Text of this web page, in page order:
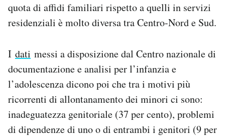
quota di affidi familiari rispetto a quelli in servizi
residenziali è molto diversa tra Centro-Nord e Sud.
I dati messi a disposizione dal Centro nazionale di
documentazione e analisi per l’infanzia e
l’adolescenza dicono poi che tra i motivi più
ricorrenti di allontanamento dei minori ci sono:
inadeguatezza genitoriale (37 per cento), problemi
di dipendenze di uno o di entrambi i genitori (9 per